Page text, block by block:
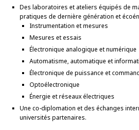
Des laboratoires et ateliers équipés de
pratiques de dernière génération et
Instrumentation et mesures
Mesures et essais
Électronique analogique et numérique
Automatisme, automatique et
Électronique de puissance et
Optoélectronique
Énergie et réseaux électriques
Une co-diplomation et des échanges
universités partenaires.